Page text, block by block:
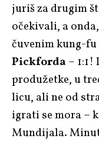
juriš za drugim
očekivali, a
čuvenim kung-
Pickforda–
produžetke, u
licu, ali ne od
igrati se mora –
Mundijala.